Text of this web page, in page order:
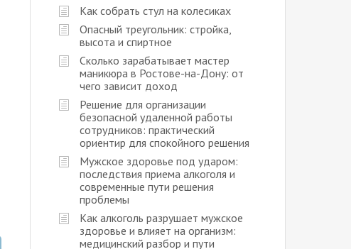
Как собрать стул на колесиках
Опасный треугольник: стройка,
высота и спиртное
Сколько зарабатывает мастер
маникюра в Ростове-на-Дону: от
чего зависит доход
Решение для организации
безопасной удаленной работы
сотрудников: практический
ориентир для спокойного решения
Мужское здоровье под ударом:
последствия приема алкоголя и
современные пути решения
проблемы
Как алкоголь разрушает мужское
здоровье и влияет на организм:
медицинский разбор и пути